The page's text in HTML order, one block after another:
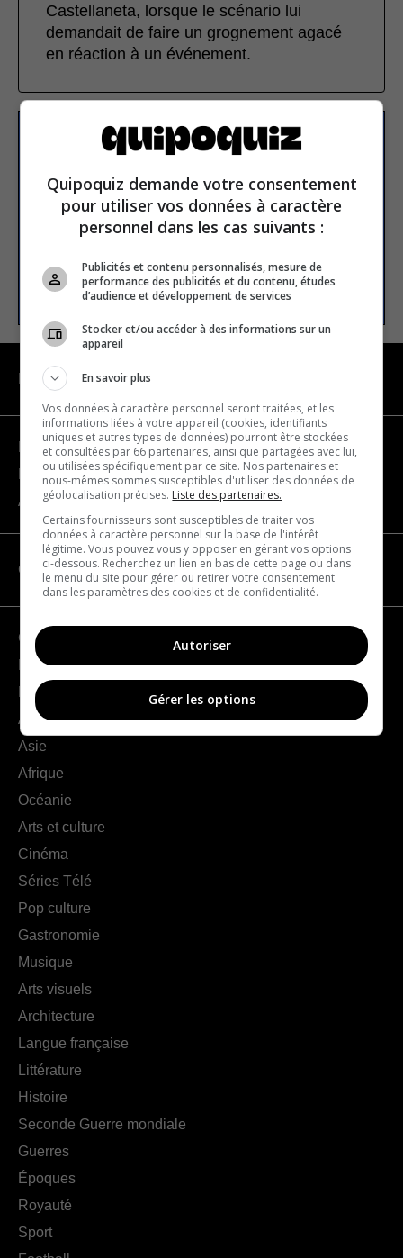
Castellaneta, lorsque le scénario lui
demandait de faire un grognement agacé
en réaction à un événement.
S’inscrire à la newsletter
E-mail
S’INSCRIRE
NAVIGATION
Devenir partenaire
Nous joindre
À propos
CATÉGORIES
Géographie
France
Europe
Amériques
Asie
Afrique
Océanie
Arts et culture
Cinéma
Séries Télé
Pop culture
Gastronomie
Musique
Arts visuels
Architecture
Langue française
Littérature
Histoire
Seconde Guerre mondiale
Guerres
Époques
Royauté
Sport
Quipoquiz demande votre consentement
pour utiliser vos données à caractère
personnel dans les cas suivants :
Publicités et contenu personnalisés, mesure de
performance des publicités et du contenu, études
d’audience et développement de services
Stocker et/ou accéder à des informations sur un
appareil
En savoir plus
Vos données à caractère personnel seront traitées, et les
informations liées à votre appareil (cookies, identifiants
uniques et autres types de données) pourront être stockées
et consultées par 66 partenaires, ainsi que partagées avec lui,
ou utilisées spécifiquement par ce site. Nos partenaires et
nous-mêmes sommes susceptibles d'utiliser des données de
géolocalisation précises. Liste des partenaires.
Certains fournisseurs sont susceptibles de traiter vos
données à caractère personnel sur la base de l'intérêt
légitime. Vous pouvez vous y opposer en gérant vos options
ci-dessous. Recherchez un lien en bas de cette page ou dans
le menu du site pour gérer ou retirer votre consentement
dans les paramètres des cookies et de confidentialité.
Autoriser
Gérer les options